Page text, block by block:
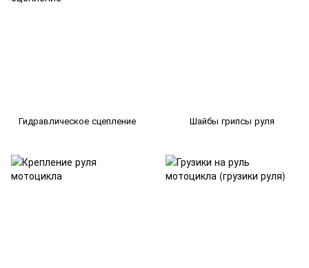
Гидравлическое сцепление Шайбы грипсы руля